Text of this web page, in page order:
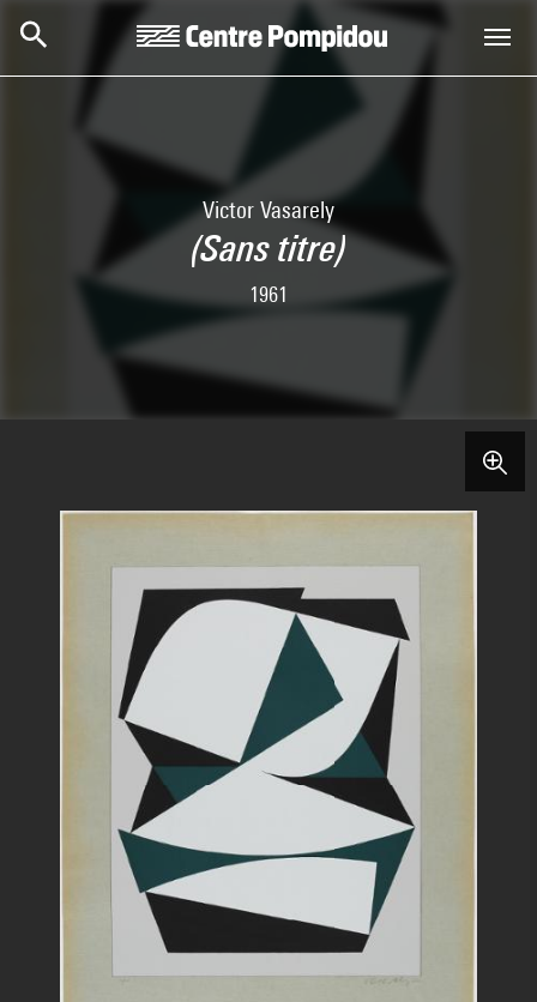
Centre Pompidou
Victor Vasarely
(Sans titre)
1961